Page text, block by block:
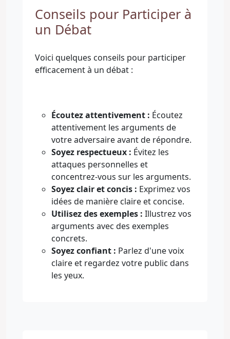
Conseils pour Participer à
un Débat
Voici quelques conseils pour participer
efficacement à un débat :
Écoutez attentivement : Écoutez
attentivement les arguments de
votre adversaire avant de répondre.
Soyez respectueux : Évitez les
attaques personnelles et
concentrez-vous sur les arguments.
Soyez clair et concis : Exprimez vos
idées de manière claire et concise.
Utilisez des exemples : Illustrez vos
arguments avec des exemples
concrets.
Soyez confiant : Parlez d'une voix
claire et regardez votre public dans
les yeux.